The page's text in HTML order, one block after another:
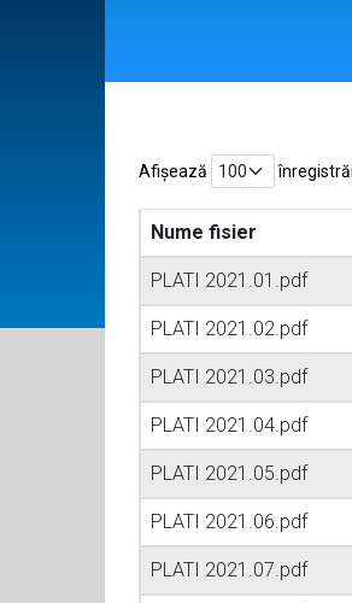
Afișează
Nume fisier
PLATI 2021.01.pdf
PLATI 2021.02.pdf
PLATI 2021.03.pdf
PLATI 2021.04.pdf
PLATI 2021.05.pdf
PLATI 2021.06.pdf
PLATI 2021.07.pdf